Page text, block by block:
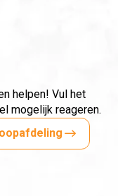
helpen! Vul het
mogelijk reageren.